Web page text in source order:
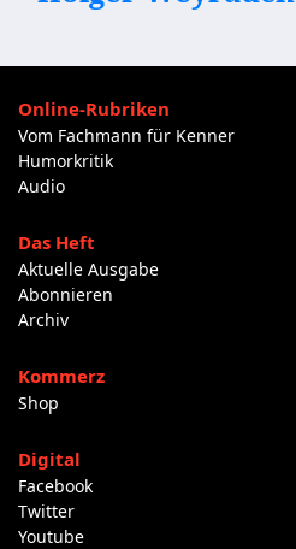
Online-Rubriken
Vom Fachmann für Kenner
Humorkritik
Audio
Das Heft
Aktuelle Ausgabe
Abonnieren
Archiv
Kommerz
Shop
Digital
Facebook
Twitter
Youtube